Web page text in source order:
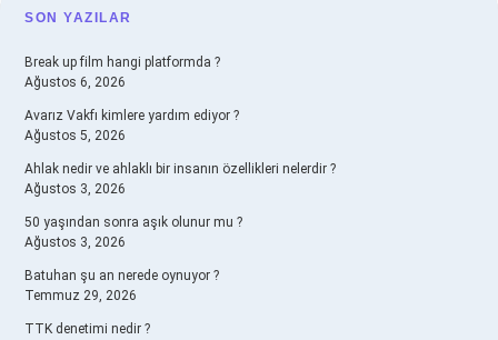
SIDEBAR
SON YAZILAR
Break up film hangi platformda ?
Ağustos 6, 2026
Avarız Vakfı kimlere yardım ediyor ?
Ağustos 5, 2026
Ahlak nedir ve ahlaklı bir insanın özellikleri nelerdir ?
Ağustos 3, 2026
50 yaşından sonra aşık olunur mu ?
Ağustos 3, 2026
Batuhan şu an nerede oynuyor ?
Temmuz 29, 2026
TTK denetimi nedir ?